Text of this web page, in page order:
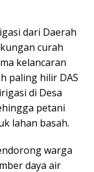
dari Daerah
curah
kelancaran
paling hilir DAS
di Desa
petani
lahan basah.
warga
daya air